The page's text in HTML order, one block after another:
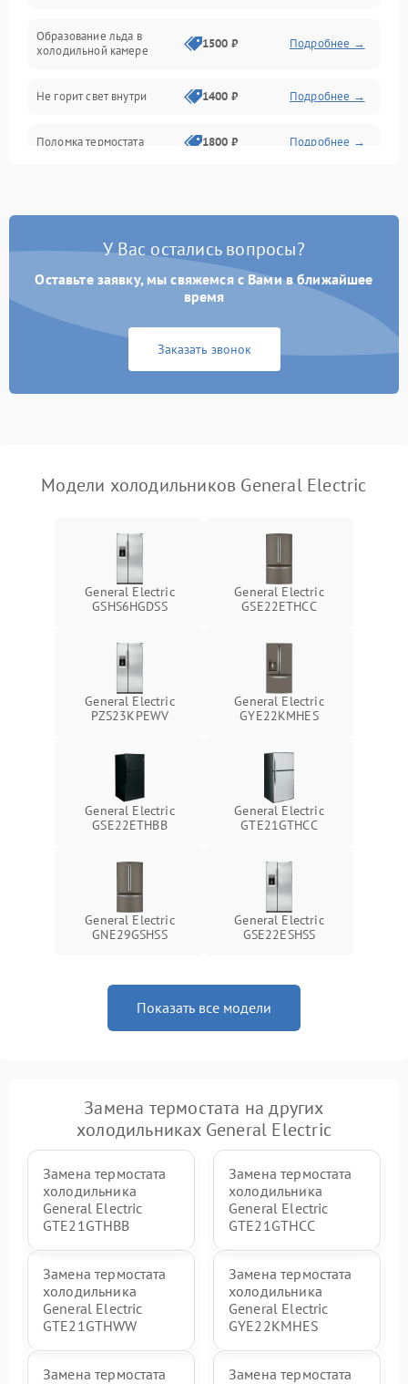
Образование льда в
холодильной камере
1500 ₽ Подробнее →
Не горит свет внутри 1400 ₽ Подробнее →
Поломка термостата 1800 ₽ Подробнее →
Образование конденсата
1800 ₽ Подробнее →
Сбой в работе инвертора
работе
2000 ₽ Подробнее →
У Вас остались вопросы?
Оставьте заявку, мы свяжемся с Вами в ближайшее
время
Заказать звонок
Модели холодильников General Electric
General Electric
GSHS6HGDSS
General Electric
GSE22ETHCC
General Electric
PZS23KPEWV
General Electric
GYE22KMHES
General Electric
GSE22ETHBB
General Electric
GTE21GTHCC
General Electric
GNE29GSHSS
General Electric
GSE22ESHSS
Показать все модели
Замена термостата на других
холодильниках General Electric
Замена термостата
холодильника
General Electric
GTE21GTHBB
Замена термостата
холодильника
General Electric
GTE21GTHCC
Замена термостата
холодильника
General Electric
GTE21GTHWW
Замена термостата
холодильника
General Electric
GYE22KMHES
Замена термостата
Замена термостата